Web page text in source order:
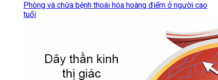
Phòng và chữa bệnh thoái hóa hoàng điểm ở người cao
tuổi